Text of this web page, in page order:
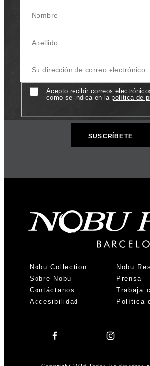
Consentimiento
Acepto recibir correos
como se indica en lapolítica de
Nobu Collection
Nobu
Sobre Nobu
Prensa
Contáctanos
Trabaja
Accesibilidad
Política